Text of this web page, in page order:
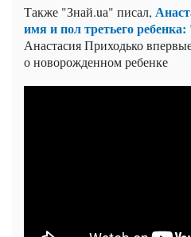
Также "Знай.uа" писал,
имя и пол третьего
Анастасия Приходько
о новорожденном ребенке